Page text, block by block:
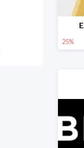
25%